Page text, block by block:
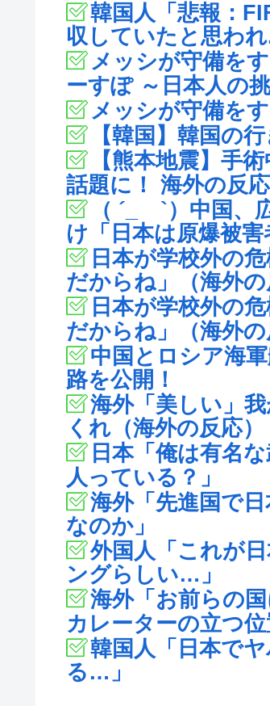
韓国人「悲報：
収していたと思わ
メッシが守備を
ーすぽ ～日本人の
メッシが守備を
【韓国】韓国の
【熊本地震】手
話題に！ 海外の反
（ ´_ゝ`）中国
け「日本は原爆被害
日本が学校外の
だからね」（海外
日本が学校外の
だからね」（海外の
中国とロシア海
路を公開！
海外「美しい」
くれ（海外の反応）
日本「俺は有名
人っている？」
海外「先進国で
なのか」
外国人「これが
ングらしい…」
海外「お前らの
カレーターの立つ位
韓国人「日本で
る…」